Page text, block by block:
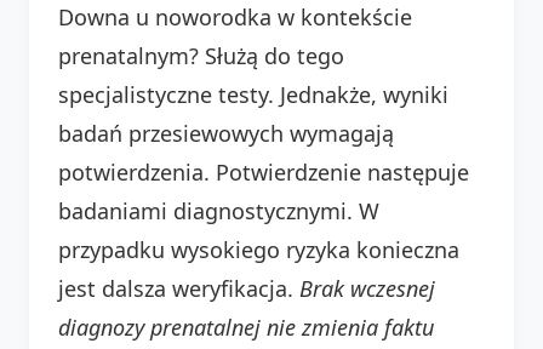
Downa u noworodka w kontekście
prenatalnym? Służą do tego
specjalistyczne testy. Jednakże, wyniki
badań przesiewowych wymagają
potwierdzenia. Potwierdzenie następuje
badaniami diagnostycznymi. W
przypadku wysokiego ryzyka konieczna
jest dalsza weryfikacja. Brak wczesnej
diagnozy prenatalnej nie zmienia faktu